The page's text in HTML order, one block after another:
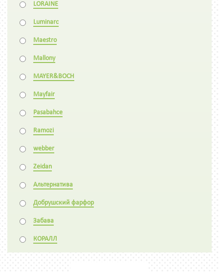
LORAINE
Luminarc
Maestro
Mallony
MAYER&BOCH
Mayfair
Pasabahce
Ramozi
webber
Zeidan
Альтернатива
Добрушский фарфор
Забава
КОРАЛЛ